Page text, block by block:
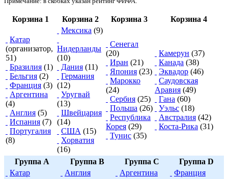
Корзина 1 Корзина 2 Корзина 3 Корзина 4
Катар
(организатор,
51)
Бразилия (1)
Бельгия (2)
Франция (3)
Аргентина
(4)
Англия (5)
Испания (7)
Португалия
(8)
Мексика (9)
Нидерланды
(10)
Дания (11)
Германия
(12)
Уругвай
(13)
Швейцария
(14)
США (15)
Хорватия
(16)
Сенегал
(20)
Иран (21)
Япония (23)
Марокко
(24)
Сербия (25)
Польша (26)
Республика
Корея (29)
Тунис (35)
Камерун (37)
Канада (38)
Эквадор (46)
Саудовская
Аравия (49)
Гана (60)
Уэльс (18)
Австралия (42)
Коста-Рика (31)
Группа A Группа B Группа C
Группа D
Катар
Англия Аргентина
Франция